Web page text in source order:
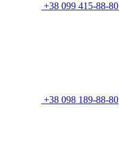
+38 099 415-88-80
+38 098 189-88-80